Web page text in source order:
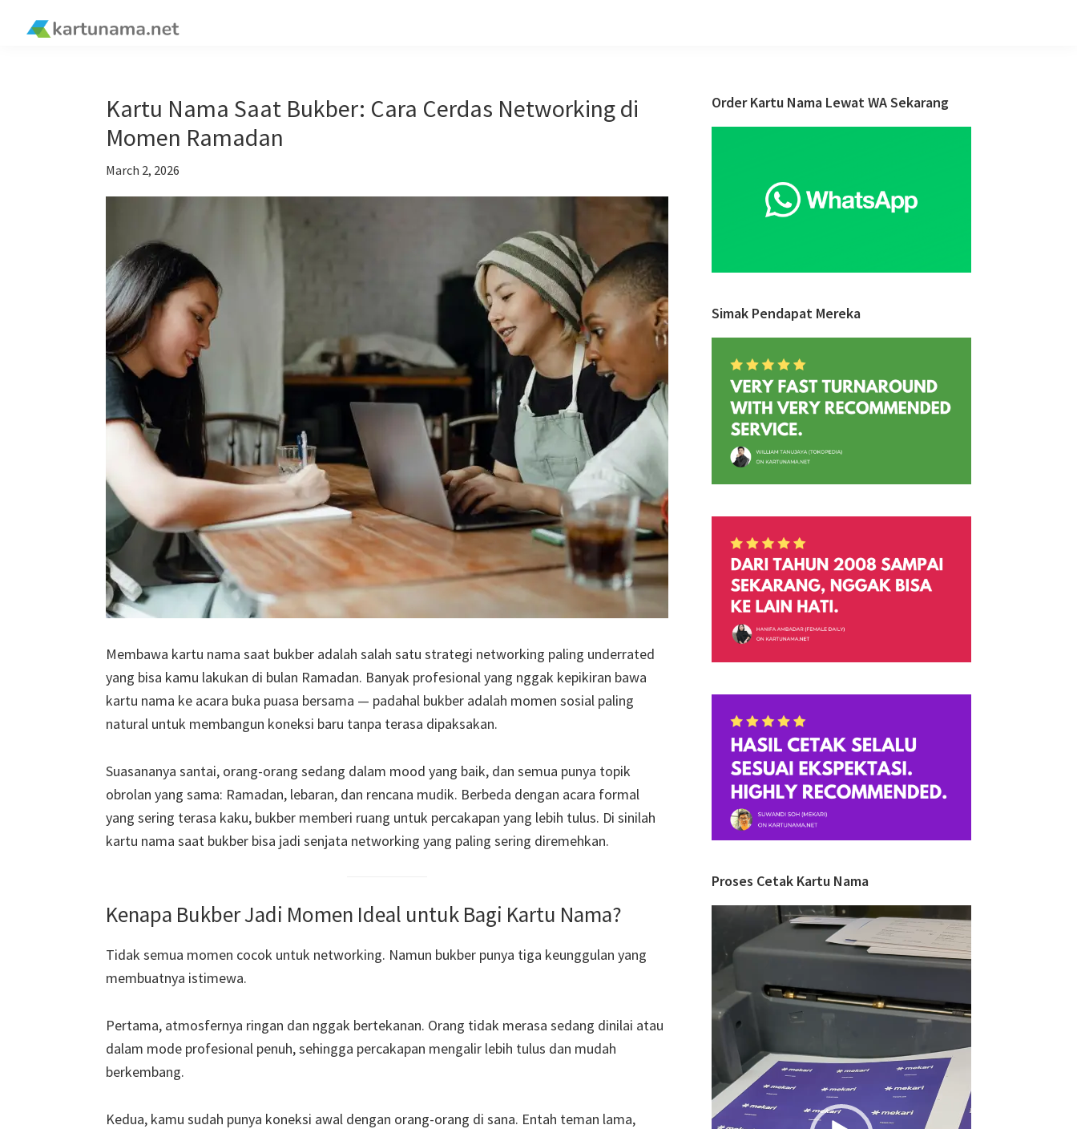
Kartu Nama Saat Bukber: Cara Cerdas Networking di
Momen Ramadan
March 2, 2026
Membawa kartu nama saat bukber adalah salah satu strategi networking paling underrated
yang bisa kamu lakukan di bulan Ramadan. Banyak profesional yang nggak kepikiran bawa
kartu nama ke acara buka puasa bersama — padahal bukber adalah momen sosial paling
natural untuk membangun koneksi baru tanpa terasa dipaksakan.
Suasananya santai, orang-orang sedang dalam mood yang baik, dan semua punya topik
obrolan yang sama: Ramadan, lebaran, dan rencana mudik. Berbeda dengan acara formal
yang sering terasa kaku, bukber memberi ruang untuk percakapan yang lebih tulus. Di sinilah
kartu nama saat bukber bisa jadi senjata networking yang paling sering diremehkan.
Kenapa Bukber Jadi Momen Ideal untuk Bagi Kartu Nama?
Tidak semua momen cocok untuk networking. Namun bukber punya tiga keunggulan yang
membuatnya istimewa.
Pertama, atmosfernya ringan dan nggak bertekanan. Orang tidak merasa sedang dinilai atau
dalam mode profesional penuh, sehingga percakapan mengalir lebih tulus dan mudah
berkembang.
Kedua, kamu sudah punya koneksi awal dengan orang-orang di sana. Entah teman lama,
Primary
Sidebar
Order Kartu Nama Lewat WA Sekarang
Simak Pendapat Mereka
Proses Cetak Kartu Nama